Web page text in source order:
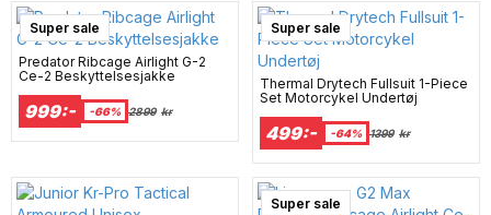
Super sale
Predator Ribcage Airlight G-2
Ce-2 Beskyttelsesjakke
999:- -66% 2899 kr
Super sale
Thermal Drytech Fullsuit 1-Piece
Set Motorcykel Undertøj
499:- -64% 1399 kr
Super sale